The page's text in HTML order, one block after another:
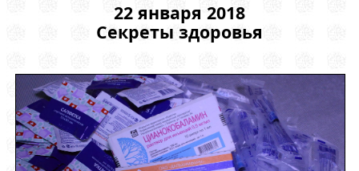
22 января 2018
Секреты здоровья